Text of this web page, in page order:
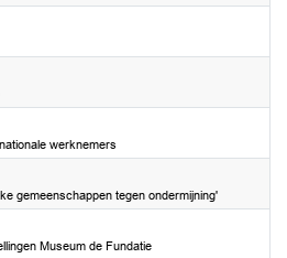
werknemers
gemeenschappen tegen ondermijning'
Museum de Fundatie